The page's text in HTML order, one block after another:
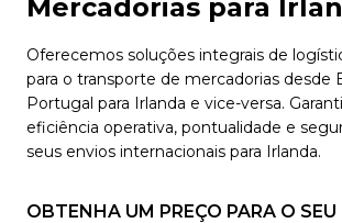
Mercadorias para
Oferecemos soluções integrais de
para o transporte de mercadorias desde
Portugal para Irlanda e vice-versa.
eficiência operativa, pontualidade e
seus envios internacionais para Irlanda.
OBTENHA UM PREÇO PARA O